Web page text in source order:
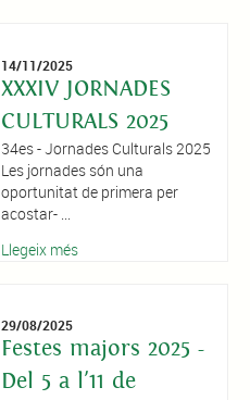
14/11/2025
XXXIV JORNADES
CULTURALS 2025
34es - Jornades Culturals 2025
Les jornades són una
oportunitat de primera per
acostar- ...
Llegeix més
29/08/2025
Festes majors 2025 -
Del 5 a l'11 de